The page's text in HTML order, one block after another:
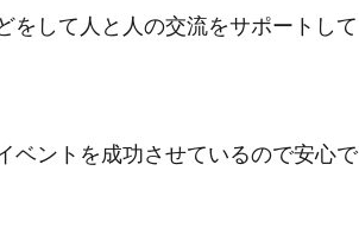
をして人と人の交流をサポートして
ベントを成功させているので安心で